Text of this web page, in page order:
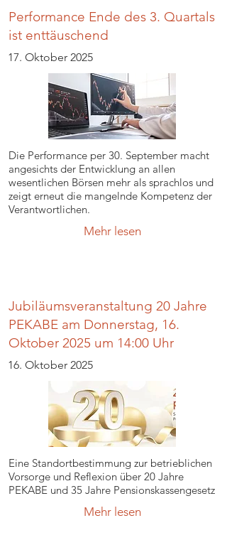
Performance Ende des 3. Quartals
ist enttäuschend
17. Oktober 2025
Die Performance per 30. September macht
angesichts der Entwicklung an allen
wesentlichen Börsen mehr als sprachlos und
zeigt erneut die mangelnde Kompetenz der
Verantwortlichen.
Mehr lesen
Jubiläumsveranstaltung 20 Jahre
PEKABE am Donnerstag, 16.
Oktober 2025 um 14:00 Uhr
16. Oktober 2025
Eine Standortbestimmung zur betrieblichen
Vorsorge und Reflexion über 20 Jahre
PEKABE und 35 Jahre Pensionskassengesetz
Mehr lesen